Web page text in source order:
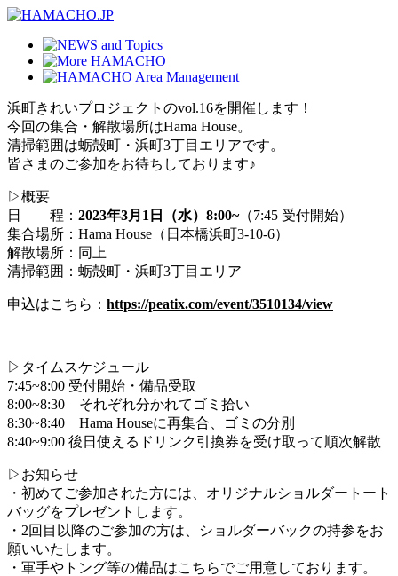
浜町きれいプロジェクトのvol.16を開催します！
今回の集合・解散場所はHama House。
清掃範囲は蛎殻町・浜町3丁目エリアです。
皆さまのご参加をお待ちしております♪
▷概要
日 程： 2023年3月1日（水）8:00~（7:45 受付開始）
集合場所：Hama House（日本橋浜町3-10-6）
解散場所：同上
清掃範囲：蛎殻町・浜町3丁目エリア
申込はこちら： https://peatix.com/event/3510134/view
▷タイムスケジュール
7:45~8:00 受付開始・備品受取
8:00~8:30 それぞれ分かれてゴミ拾い
8:30~8:40 Hama Houseに再集合、ゴミの分別
8:40~9:00 後日使えるドリンク引換券を受け取って順次解散
▷お知らせ
・初めてご参加された方には、オリジナルショルダートート
バッグをプレゼントします。
・2回目以降のご参加の方は、ショルダーバックの持参をお
願いいたします。
・軍手やトング等の備品はこちらでご用意しております。